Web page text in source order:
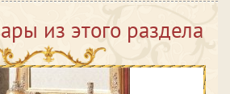
из этого раздела